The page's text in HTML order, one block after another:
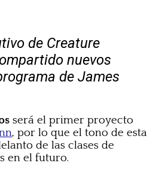
de Creature
nuevos
de James
será el primer proyecto
, por lo que el tono de esta
de las clases de
en el futuro.